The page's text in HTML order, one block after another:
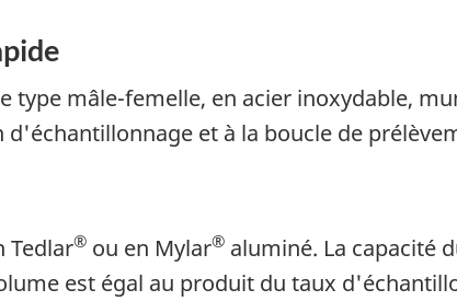
type mâle-femelle, en acier inoxydable,
et à la boucle de
Tedlar® ou en Mylar® aluminé. La capacité
est égal au produit du taux